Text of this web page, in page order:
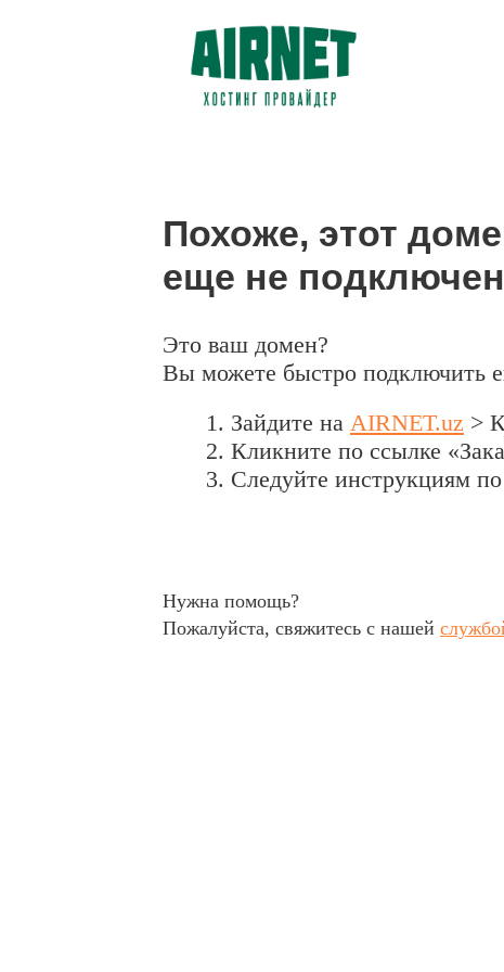
Похоже, этот
еще не подключен
Это ваш домен?
Вы можете быстро подключить
Зайдите на AIRNET.uz >
Кликните по ссылке
Следуйте инструкциям
Нужна помощь?
Пожалуйста, свяжитесь с нашей